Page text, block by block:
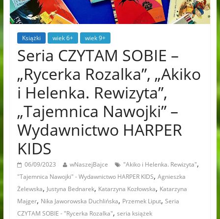
Książki wiek 6+ wiek 9+
Seria CZYTAM SOBIE –
„Rycerka Rozalka”, „Akiko
i Helenka. Rewizyta”,
„Tajemnica Nawojki” –
Wydawnictwo HARPER
KIDS
06/09/2023 wNaszejBajce "Akiko i Helenka. Rewizyta",
"Tajemnica Nawojki" - Wydawnictwo HARPER KIDS, Agnieszka
Żelewska, Justyna Bednarek, Katarzyna Kozłowska, Katarzyna
Majger, Nika Jaworowska Duchlińska, Przemek Liput, Seria
CZYTAM SOBIE - "Rycerka Rozalka", seria książek